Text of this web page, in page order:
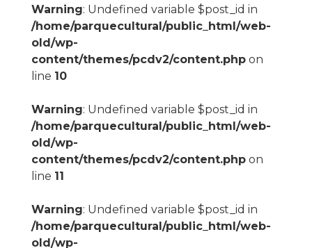
Warning: Undefined variable $post_id in
/home/parquecultural/public_html/web-
old/wp-
content/themes/pcdv2/content.phpon
line 10
Warning: Undefined variable $post_id in
/home/parquecultural/public_html/web-
old/wp-
content/themes/pcdv2/content.phpon
line 11
Warning: Undefined variable $post_id in
/home/parquecultural/public_html/web-
old/wp-